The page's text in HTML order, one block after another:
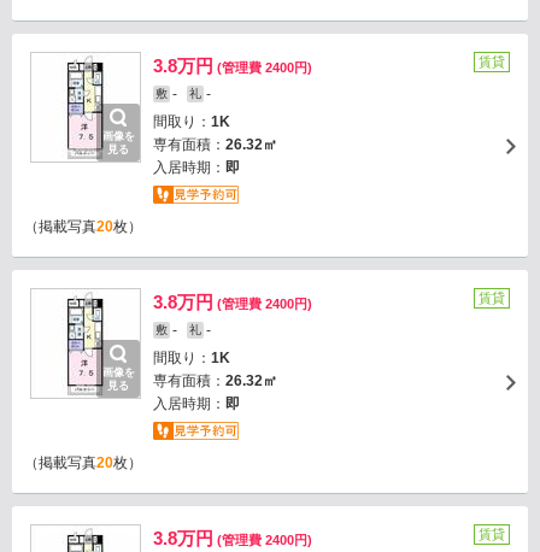
画像を
見る
3.8万円 (管理費 2400円)
敷 - 礼 -
間取り： 1K
専有面積： 26.32㎡
入居時期： 即
賃貸
（掲載写真20枚）
画像を
見る
3.8万円 (管理費 2400円)
敷 - 礼 -
間取り： 1K
専有面積： 26.32㎡
入居時期： 即
賃貸
（掲載写真20枚）
3.8万円 (管理費 2400円) 賃貸